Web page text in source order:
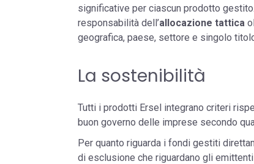
significative per ciascun prodotto
responsabilità dell’allocazione tattica
geografica, paese, settore e singolo
La sostenibilità
Tutti i prodotti Ersel integrano criteri
buon governo delle imprese secondo
Per quanto riguarda i fondi gestiti
di esclusione che riguardano gli